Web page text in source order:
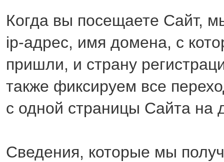
Когда вы посещаете Сайт,
ip-адрес, имя домена, с
пришли, и страну
также фиксируем все
с одной страницы Сайта на
Сведения, которые мы